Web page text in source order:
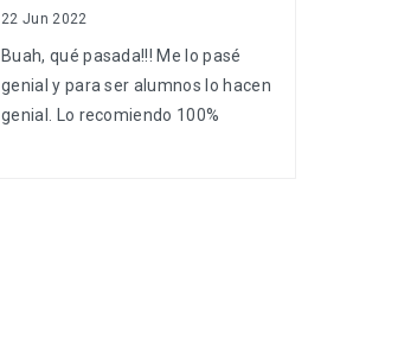
22 Jun 2022
Buah, qué pasada!!! Me lo pasé
genial y para ser alumnos lo hacen
genial. Lo recomiendo 100%